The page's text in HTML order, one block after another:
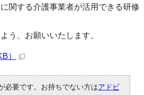
関する介護事業者が活用できる研修
う、お願いいたします。
）
必要です。お持ちでない方はアドビ